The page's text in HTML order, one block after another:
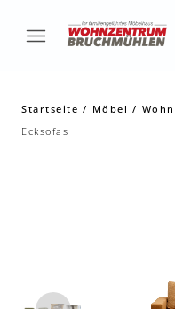
Startseite Möbel
Ecksofas